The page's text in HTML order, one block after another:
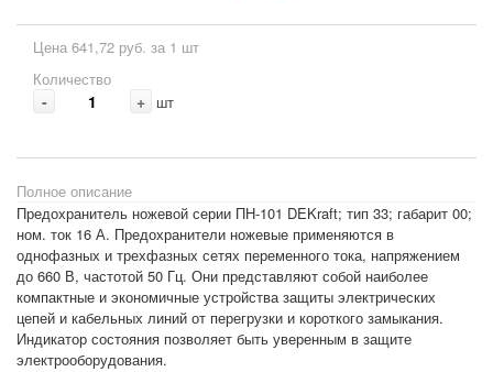
Цена 641,72 руб. за 1 шт
Количество
- + шт
Полное описание
Предохранитель ножевой серии ПН-101 DEKraft; тип 33; габарит 00;
ном. ток 16 А. Предохранители ножевые применяются в
однофазных и трехфазных сетях переменного тока, напряжением
до 660 В, частотой 50 Гц. Они представляют собой наиболее
компактные и экономичные устройства защиты электрических
цепей и кабельных линий от перегрузки и короткого замыкания.
Индикатор состояния позволяет быть уверенным в защите
электрооборудования.